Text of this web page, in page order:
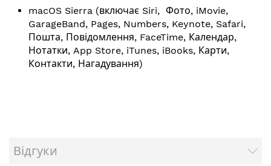
macOS Sierra (включає Siri, Фото, iMovie,
GarageBand, Pages, Numbers, Keynote, Safari,
Пошта, Повідомлення, FaceTime, Календар,
Нотатки, App Store, iTunes, iBooks, Карти,
Контакти, Нагадування)
Відгуки